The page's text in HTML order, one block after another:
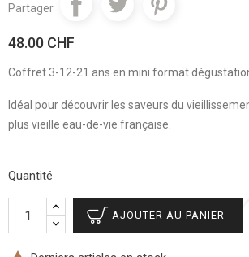
Partager
48.00 CHF
Coffret 3-12-21 ans en mini format
Idéal pour découvrir les saveurs du
plus vieille eau-de-vie française.
Quantité
AJOUTER AU PANIER